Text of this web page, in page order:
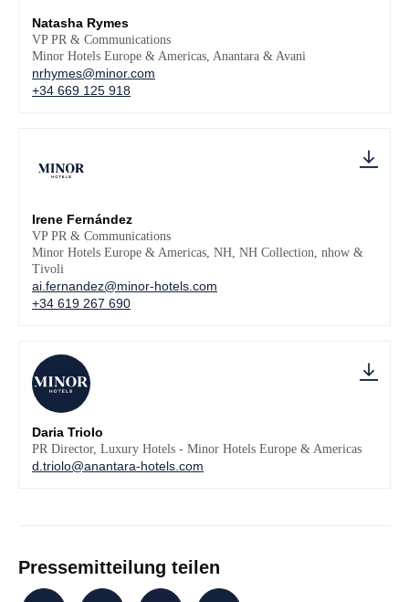
Natasha Rymes
VP PR & Communications
Minor Hotels Europe & Americas, Anantara & Avani
nrhymes@minor.com
+34 669 125 918
Irene Fernández
VP PR & Communications
Minor Hotels Europe & Americas, NH, NH Collection, nhow &
Tivoli
ai.fernandez@minor-hotels.com
+34 619 267 690
Daria Triolo
PR Director, Luxury Hotels - Minor Hotels Europe & Americas
d.triolo@anantara-hotels.com
Pressemitteilung teilen